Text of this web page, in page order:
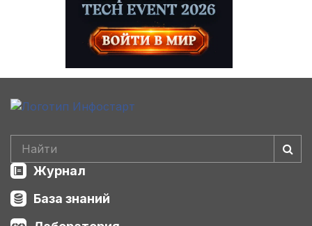
Журнал
База знаний